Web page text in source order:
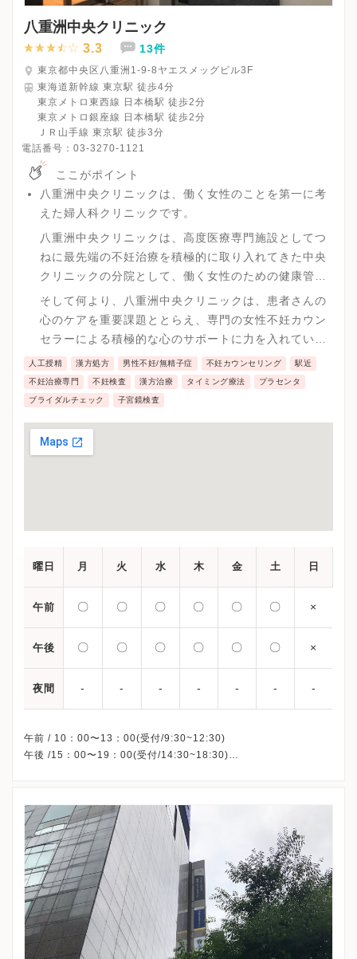
八重洲中央クリニック
3.3 13件
東京都中央区八重洲1-9-8ヤエスメッグビル3F
東海道新幹線 東京駅 徒歩4分
東京メトロ東西線 日本橋駅 徒歩2分
東京メトロ銀座線 日本橋駅 徒歩2分
ＪＲ山手線 東京駅 徒歩3分
電話番号： 03-3270-1121
ここがポイント
八重洲中央クリニックは、働く女性のことを第一に考
えた婦人科クリニックです。
八重洲中央クリニックは、高度医療専門施設としてつ
ねに最先端の不妊治療を積極的に取り入れてきた中央
クリニックの分院として、働く女性のための健康管理
と不妊治療を目的に開設されました。女性特有の病気
に関する検診・治療を充実させることはもちろん、本
院と連携することでより高度な不妊治療を前提とする
そして何より、八重洲中央クリニックは、患者さんの
心のケアを重要課題ととらえ、専門の女性不妊カウン
セラーによる積極的な心のサポートに力を入れていま
す。
人工授精 漢方処方 男性不妊/無精子症 不妊カウンセリング 駅近
不妊治療専門 不妊検査 漢方治療 タイミング療法 プラセンタ
ブライダルチェック 子宮鏡検査
曜日 月 火 水 木 金 土 日
午前 〇 〇 〇 〇 〇 〇 ×
午後 〇 〇 〇 〇 〇 〇 ×
夜間 - - - - - - -
午前 / 10：00〜13：00(受付/9:30~12:30)
午後 /15：00〜19：00(受付/14:30~18:30)